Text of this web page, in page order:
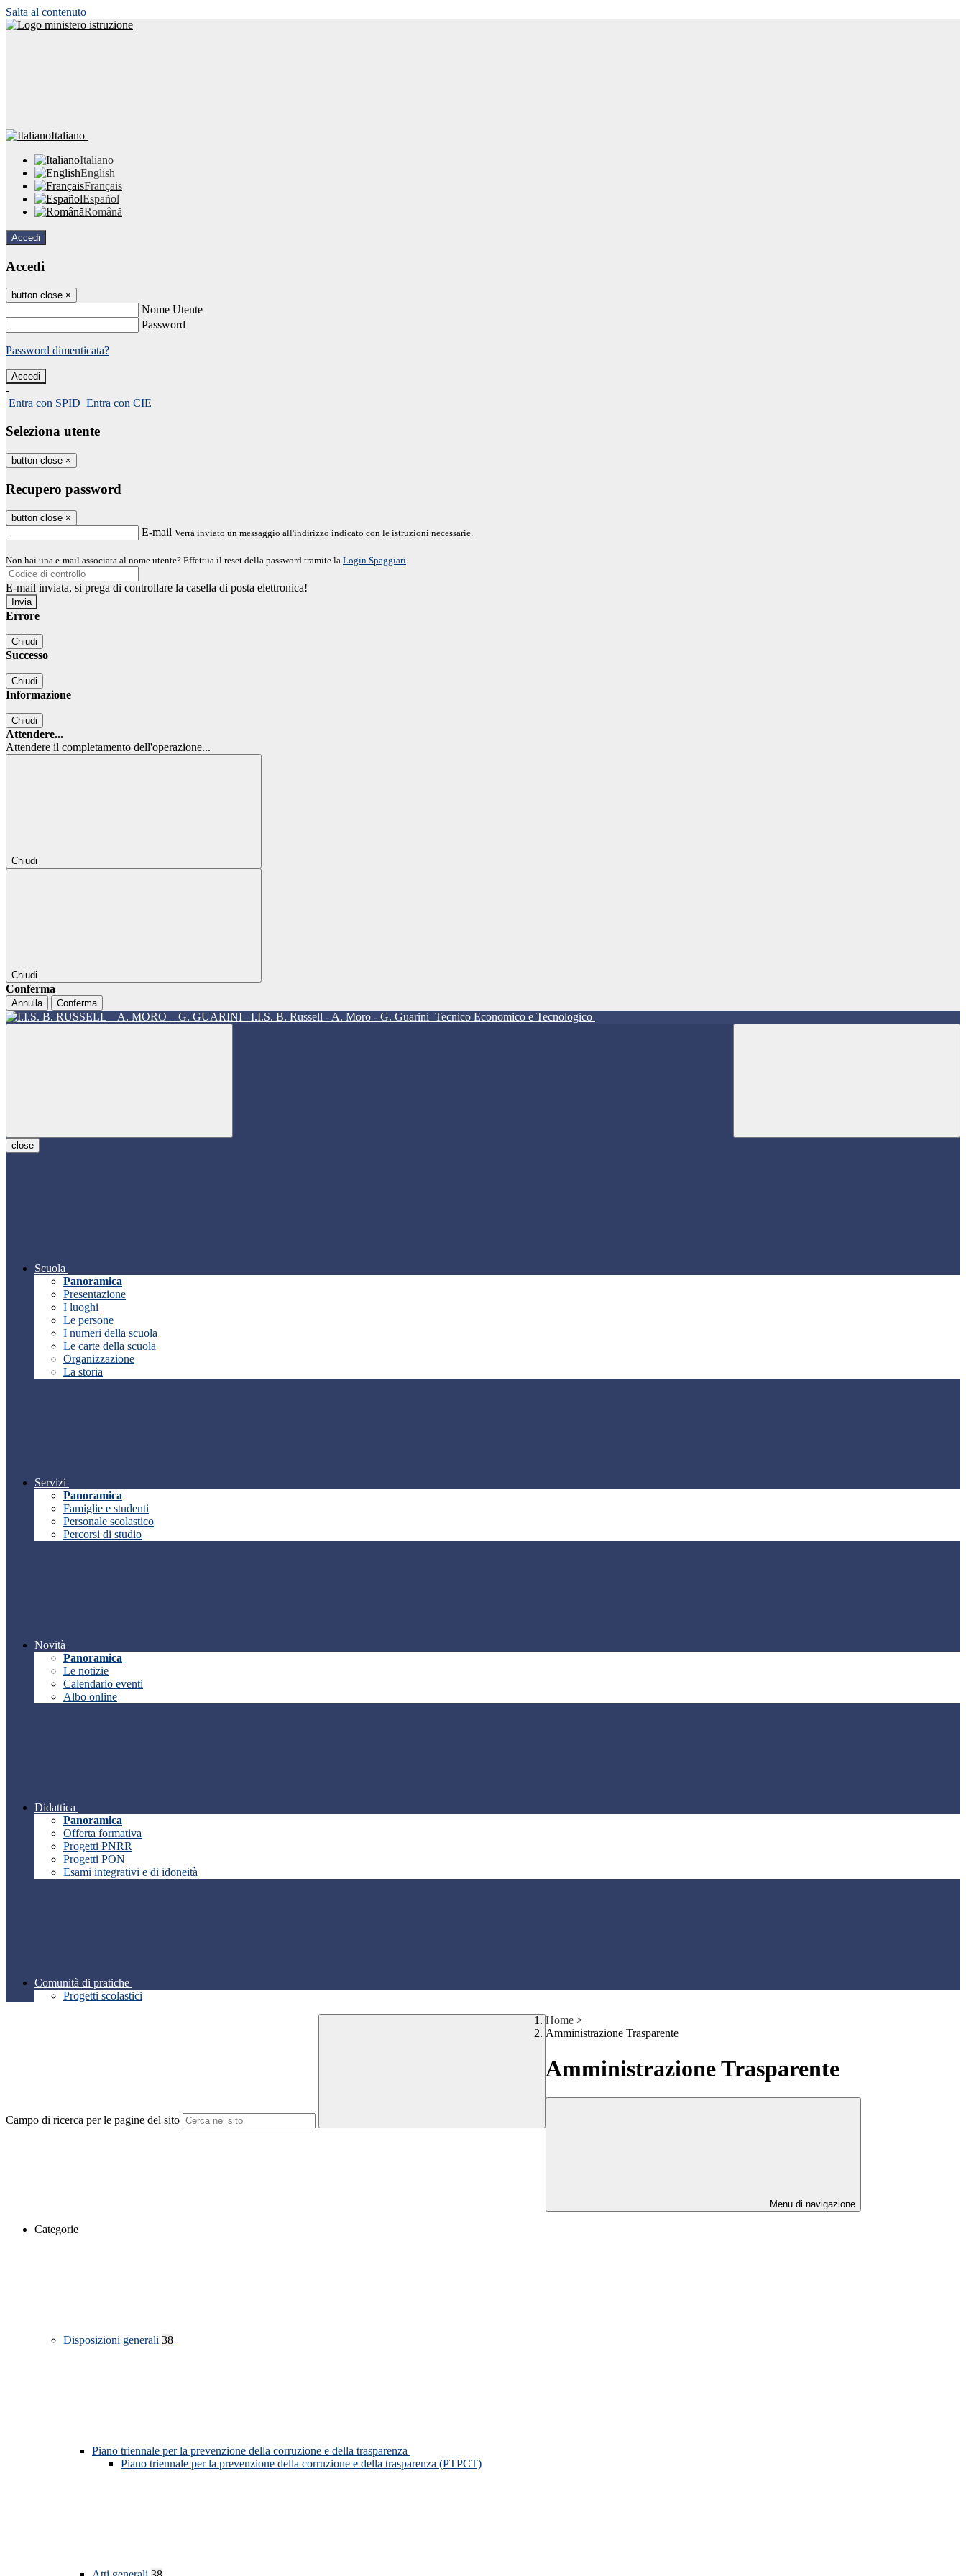
Salta al contenuto
Italiano
Italiano
English
Français
Español
Română
Accedi
Accedi
button close ×
Nome Utente
Password
Password dimenticata?
-
Entra con SPID Entra con CIE
Seleziona utente
button close ×
Recupero password
button close ×
E-mail Verrà inviato un messaggio all'indirizzo indicato con le istruzioni necessarie.
Non hai una e-mail associata al nome utente? Effettua il reset della password tramite la Login Spaggiari
E-mail inviata, si prega di controllare la casella di posta elettronica!
Errore
Chiudi
Successo
Chiudi
Informazione
Chiudi
Attendere...
Attendere il completamento dell'operazione...
Chiudi
Chiudi
Conferma
Annulla Conferma
I.I.S. B. Russell - A. Moro - G. Guarini Tecnico Economico e Tecnologico
close
Scuola
Panoramica
Presentazione
I luoghi
Le persone
I numeri della scuola
Le carte della scuola
Organizzazione
La storia
Servizi
Panoramica
Famiglie e studenti
Personale scolastico
Percorsi di studio
Novità
Panoramica
Le notizie
Calendario eventi
Albo online
Didattica
Panoramica
Offerta formativa
Progetti PNRR
Progetti PON
Esami integrativi e di idoneità
Comunità di pratiche
Progetti scolastici
Campo di ricerca per le pagine del sito
Home >
Amministrazione Trasparente
Amministrazione Trasparente
Menu di navigazione
Categorie
Disposizioni generali 38
Piano triennale per la prevenzione della corruzione e della trasparenza
Piano triennale per la prevenzione della corruzione e della trasparenza (PTPCT)